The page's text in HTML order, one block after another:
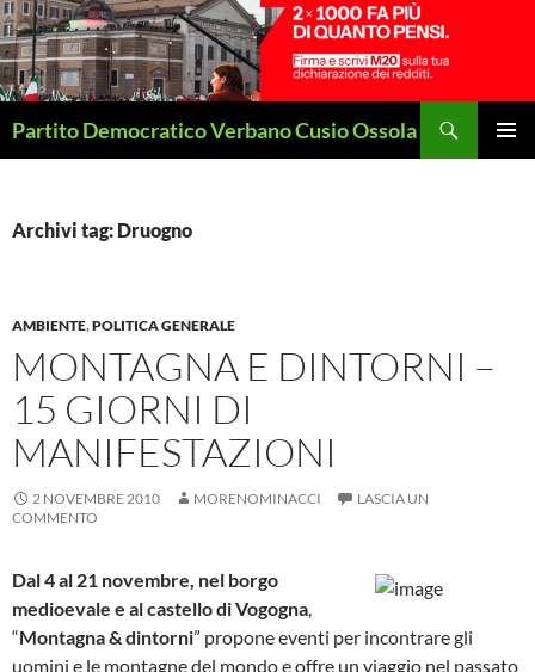
Vai
al
contenuto
Partito Democratico Verbano Cusio Ossola
Archivi tag: Druogno
AMBIENTE,POLITICA GENERALE
MONTAGNA E DINTORNI –
15 GIORNI DI
MANIFESTAZIONI
2 NOVEMBRE 2010 MORENOMINACCI
LASCIA UN
COMMENTO
Dal 4 al 21 novembre, nel borgo
medioevale e al castello di Vogogna,
“Montagna & dintorni” propone eventi per incontrare gli
uomini e le montagne del mondo e offre un viaggio nel passato